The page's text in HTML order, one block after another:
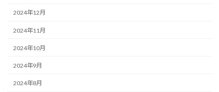
2024年12月
2024年11月
2024年10月
2024年9月
2024年8月